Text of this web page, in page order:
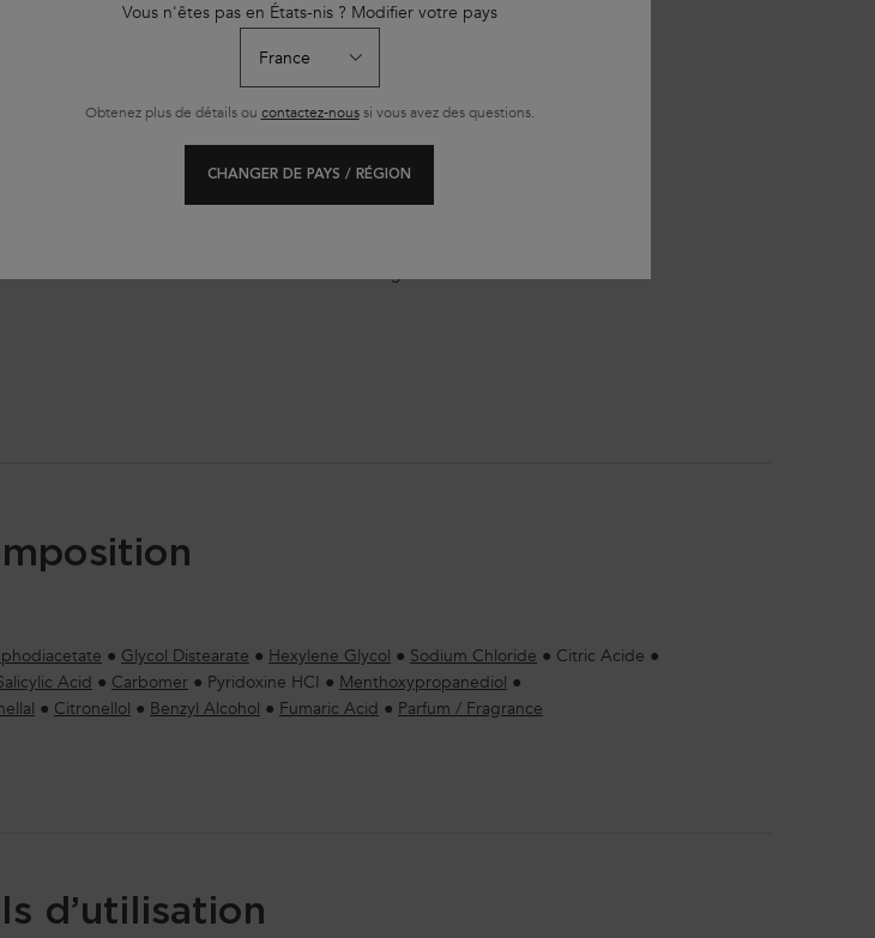
● Glycol Distearate ● Hexylene Glycol ● Sodium Chloride ● Citric Acide ●
Acid ● Carbomer ● Pyridoxine HCI ● Menthoxypropanediol ●
● Citronellol ● Benzyl Alcohol ● Fumaric Acid ● Parfum / Fragrance
d’utilisation
Vous n'êtes pas en États-nis ? Modifier votre pays
Obtenez plus de détails ou contactez-noussi vous avez des questions.
CHANGER DE PAYS / RÉGION